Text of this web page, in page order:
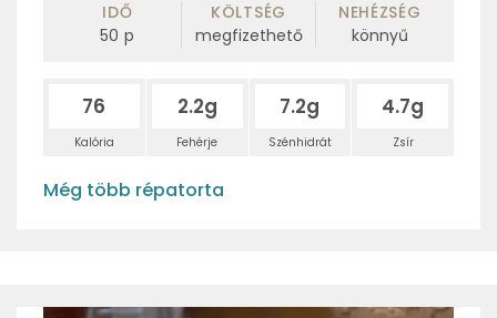
IDŐ
50 p
KÖLTSÉG
megfizethető
NEHÉZSÉG
könnyű
76
Kalória
2.2g
Fehérje
7.2g
Szénhidrát
4.7g
Zsír
Még több répatorta